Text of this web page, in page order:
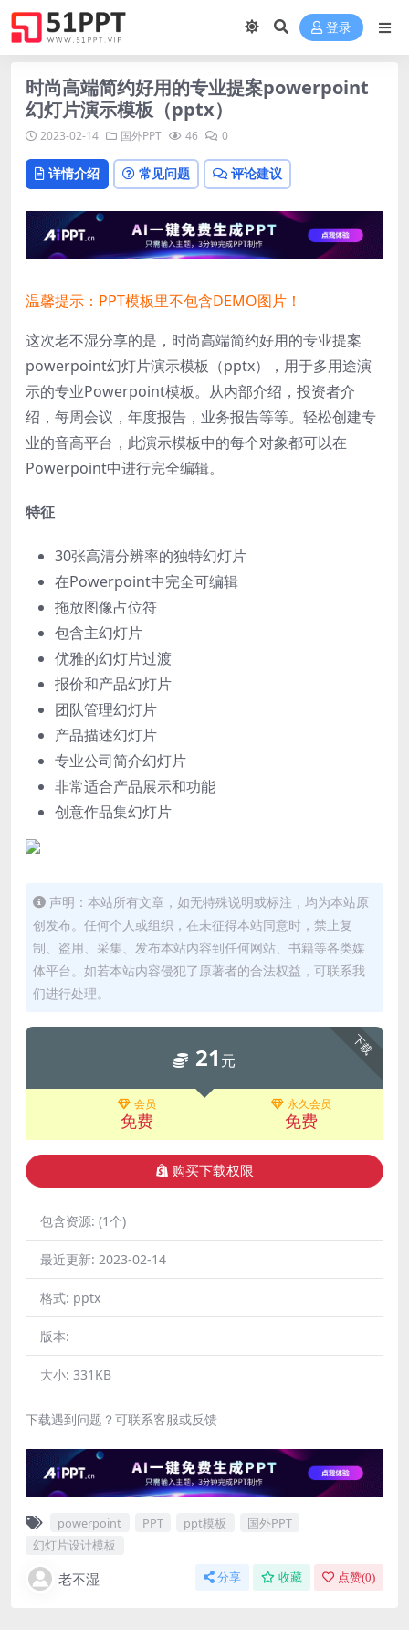
登录
时尚高端简约好用的专业提案powerpoint
幻灯片演示模板（pptx）
2023-02-14 国外PPT 46 0
详情介绍 常见问题 评论建议
温馨提示：PPT模板里不包含DEMO图片！
这次老不湿分享的是，时尚高端简约好用的专业提案
powerpoint幻灯片演示模板（pptx）， 用于多用途演
示的专业Powerpoint模板。从内部介绍，投资者介
绍，每周会议，年度报告，业务报告等等。轻松创建专
业的音高平台，此演示模板中的每个对象都可以在
Powerpoint中进行完全编辑。
特征
30张高清分辨率的独特幻灯片
在Powerpoint中完全可编辑
拖放图像占位符
包含主幻灯片
优雅的幻灯片过渡
报价和产品幻灯片
团队管理幻灯片
产品描述幻灯片
专业公司简介幻灯片
非常适合产品展示和功能
创意作品集幻灯片
声明：本站所有文章，如无特殊说明或标注，均为本站原
创发布。任何个人或组织，在未征得本站同意时，禁止复
制、盗用、采集、发布本站内容到任何网站、书籍等各类媒
体平台。如若本站内容侵犯了原著者的合法权益，可联系我
们进行处理。
下载
21 元
会员
免费
永久会员
免费
购买下载权限
包含资源: (1个)
最近更新: 2023-02-14
格式: pptx
版本:
大小: 331KB
下载遇到问题？可联系客服或反馈
powerpoint PPT ppt模板
国外PPT
幻灯片设计模板
老不湿 分享 收藏 点赞(0)